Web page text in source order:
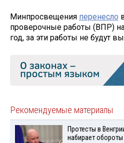
Минпросвещения перенесло
проверочные работы (ВПР)
год, за эти работы не будут
Рекомендуемые материалы
Протесты в
набирает обороты